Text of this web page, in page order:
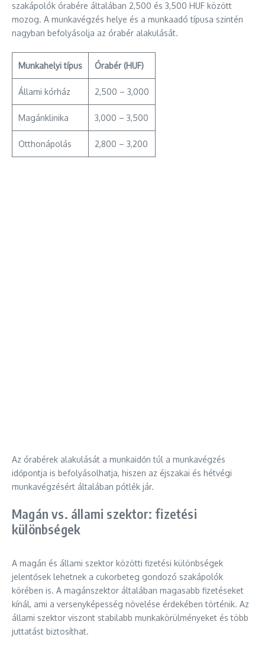
szakápolók órabére általában 2,500 és 3,500 HUF között
mozog. A munkavégzés helye és a munkaadó típusa szintén
nagyban befolyásolja az órabér alakulását.
Munkahelyi típus Órabér (HUF)
Állami kórház 2,500 – 3,000
Magánklinika 3,000 – 3,500
Otthonápolás 2,800 – 3,200
Az órabérek alakulását a munkaidőn túl a munkavégzés
időpontja is befolyásolhatja, hiszen az éjszakai és hétvégi
munkavégzésért általában pótlék jár.
Magán vs. állami szektor: fizetési
különbségek
A magán és állami szektor közötti fizetési különbségek
jelentősek lehetnek a cukorbeteg gondozó szakápolók
körében is. A magánszektor általában magasabb fizetéseket
kínál, ami a versenyképesség növelése érdekében történik. Az
állami szektor viszont stabilabb munkakörülményeket és több
juttatást biztosíthat.